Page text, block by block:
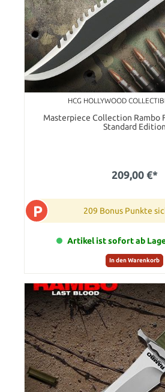
HCG HOLLYWOOD
Masterpiece Collection Rambo
Standard Edition
209,00 €*
P 209 Bonus Punkte
Artikel ist sofort ab
In den Warenkorb